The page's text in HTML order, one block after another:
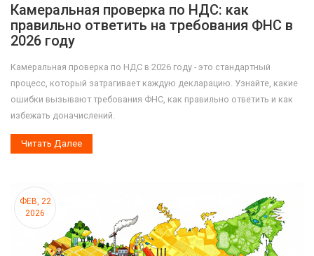
Камеральная проверка по НДС: как
правильно ответить на требования ФНС в
2026 году
Камеральная проверка по НДС в 2026 году - это стандартный
процесс, который затрагивает каждую декларацию. Узнайте, какие
ошибки вызывают требования ФНС, как правильно ответить и как
избежать доначислений.
Читать Далее
ФЕВ, 22
2026